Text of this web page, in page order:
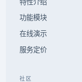
功能模块
在线演示
服务定价
社区